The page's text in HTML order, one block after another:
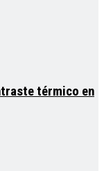
térmico en